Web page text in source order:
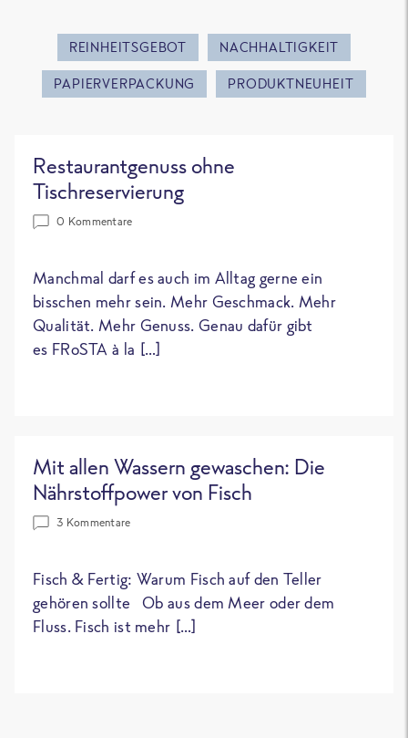
REINHEITSGEBOT NACHHALTIGKEIT
PAPIERVERPACKUNG PRODUKTNEUHEIT
Restaurantgenuss ohne
Tischreservierung
0 Kommentare
Manchmal darf es auch im Alltag gerne ein
bisschen mehr sein. Mehr Geschmack. Mehr
Qualität. Mehr Genuss. Genau dafür gibt
es FRoSTA à la […]
Mit allen Wassern gewaschen: Die
Nährstoffpower von Fisch
3 Kommentare
Fisch & Fertig: Warum Fisch auf den Teller
gehören sollte Ob aus dem Meer oder dem
Fluss. Fisch ist mehr […]